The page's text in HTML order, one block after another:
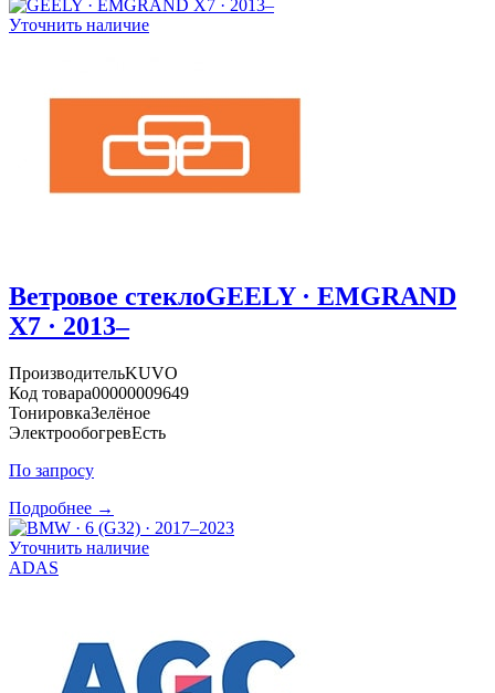
Уточнить наличие
Ветровое стеклоGEELY · EMGRAND
X7 · 2013–
ПроизводительKUVO
Код товара00000009649
ТонировкаЗелёное
ЭлектрообогревЕсть
По запросу
Подробнее →
Уточнить наличие
ADAS